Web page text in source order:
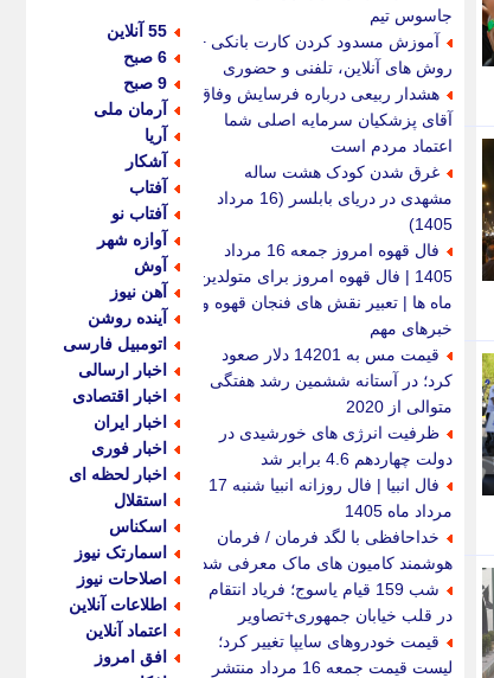
جاسوس تیم
آموزش مسدود کردن کارت بانکی +
روش های آنلاین، تلفنی و حضوری
هشدار ربیعی درباره فرسایش وفاق؛
آقای پزشکیان سرمایه اصلی شما
اعتماد مردم است
غرق شدن کودک هشت ساله
مشهدی در دریای بابلسر (16 مرداد
1405)
فال قهوه امروز جمعه 16 مرداد
1405 | فال قهوه امروز برای متولدین
ماه ها | تعبیر نقش های فنجان قهوه و
خبرهای مهم
قیمت مس به 14201 دلار صعود
کرد؛ در آستانه ششمین رشد هفتگی
متوالی از 2020
ظرفیت انرژی های خورشیدی در
دولت چهاردهم 4.6 برابر شد
فال انبیا | فال روزانه انبیا شنبه 17
مرداد ماه 1405
خداحافظی با لگد فرمان / فرمان
هوشمند کامیون های ماک معرفی شد
شب 159 قیام یاسوج؛ فریاد انتقام
در قلب خیابان جمهوری+تصاویر
قیمت خودروهای سایپا تغییر کرد؛
لیست قیمت جمعه 16 مرداد منتشر
55 آنلاین
6 صبح
9 صبح
آرمان ملی
آریا
آشکار
آفتاب
آفتاب نو
آوازه شهر
آوش
آهن نیوز
آینده روشن
اتومبیل فارسی
اخبار ارسالی
اخبار اقتصادی
اخبار ایران
اخبار فوری
اخبار لحظه ای
استقلال
اسکناس
اسمارتک نیوز
اصلاحات نیوز
اطلاعات آنلاین
اعتماد آنلاین
افق امروز